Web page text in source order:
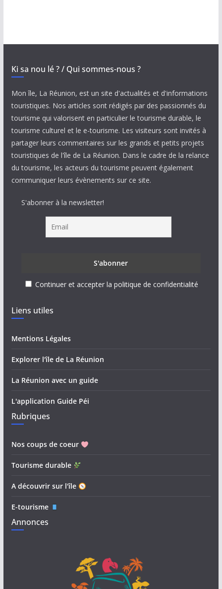
Ki sa nou lé ? / Qui sommes-nous ?
Mon île, La Réunion, est un site d'actualités et d'informations
touristiques. Nos articles sont rédigés par des passionnés du
tourisme qui valorisent en particulier le tourisme durable, le
tourisme culturel et le e-tourisme. Les visiteurs sont invités à
partager leurs commentaires sur les grands et petits projets
touristiques de l'île de La Réunion. Dans le cadre de la relance
du tourisme, les acteurs du tourisme peuvent également
communiquer leurs évènements sur ce site.
S'abonner à la newsletter!
Continuer et accepter la politique de confidentialité
Liens utiles
Mentions Légales
Explorer l'île de La Réunion
La Réunion avec un guide
L'application Guide Péi
Rubriques
Nos coups de coeur
Tourisme durable
A découvrir sur l'île
E-tourisme
Annonces